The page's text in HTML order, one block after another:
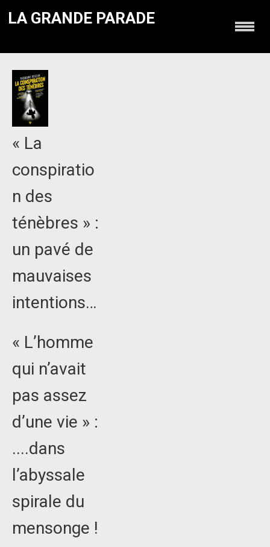
LA GRANDE PARADE
« La
conspiratio
n des
ténèbres » :
un pavé de
mauvaises
intentions…
« L’homme
qui n’avait
pas assez
d’une vie » :
....dans
l’abyssale
spirale du
mensonge !